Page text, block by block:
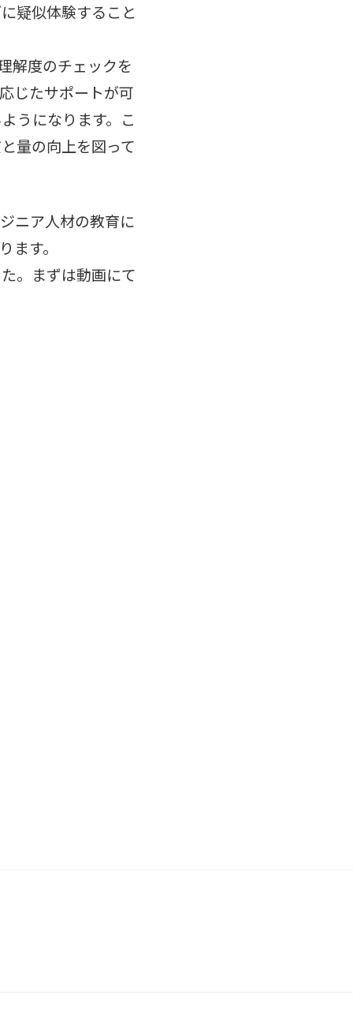
疑似体験すること
解度のチェックを
じたサポートが可
うになります。こ
量の向上を図って
ニア人材の教育に
す。
。まずは動画にて